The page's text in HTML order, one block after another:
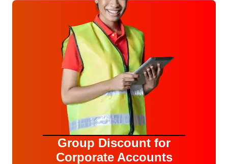
Group Discount for
Corporate Accounts